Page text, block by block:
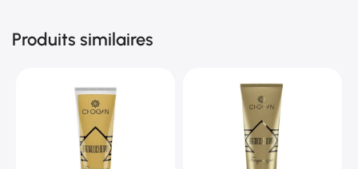
Produits similaires